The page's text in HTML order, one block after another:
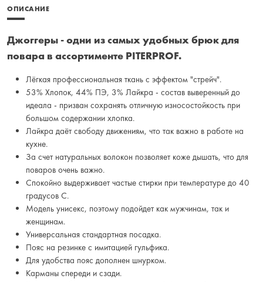
ОПИСАНИЕ
Джоггеры - одни из самых удобных брюк для
повара в ассортименте PITERPROF.
Лёгкая профессиональная ткань с эффектом "стрейч".
53% Хлопок, 44% ПЭ, 3% Лайкра - состав выверенный до
идеала - призван сохранять отличную износостойкость при
большом содержании хлопка.
Лайкра даёт свободу движениям, что так важно в работе на
кухне.
За счет натуральных волокон позволяет коже дышать, что для
поваров очень важно.
Спокойно выдерживает частые стирки при температуре до 40
градусов С.
Модель унисекс, поэтому подойдет как мужчинам, так и
женщинам.
Универсальная стандартная посадка.
Пояс на резинке с имитацией гульфика.
Для удобства пояс дополнен шнурком.
Карманы спереди и сзади.